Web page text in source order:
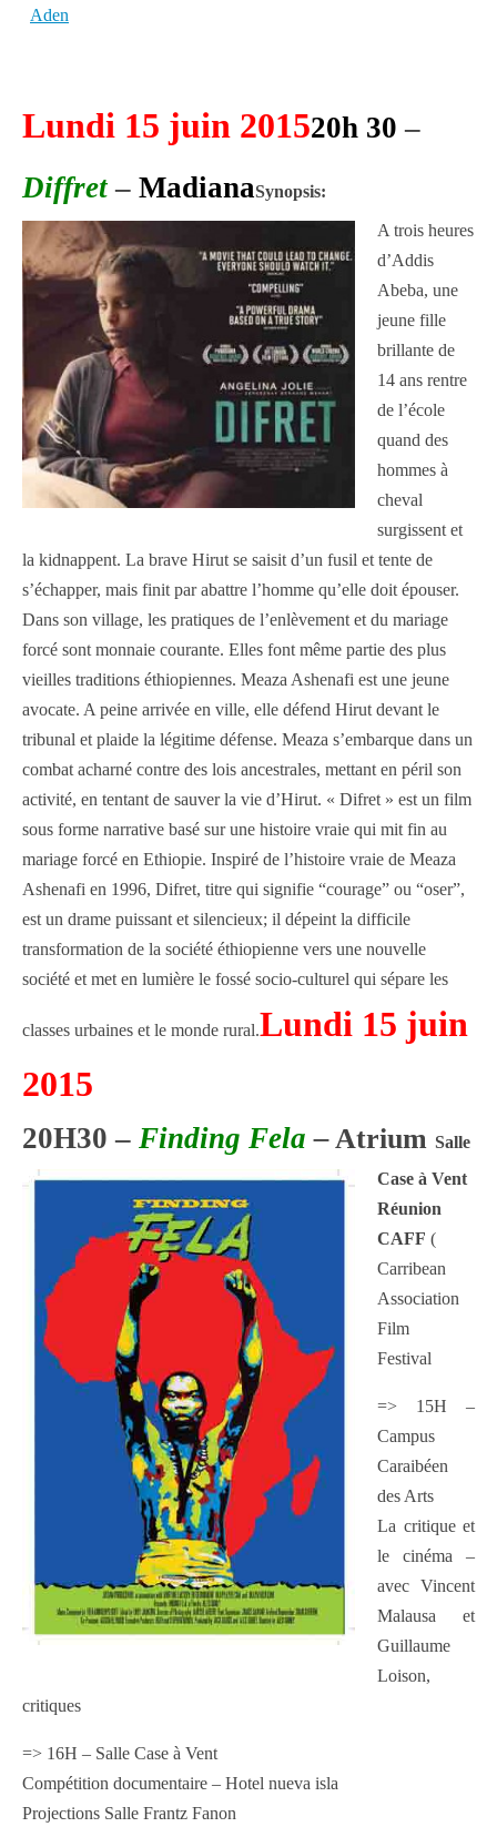
Aden
Lundi 15 juin 201520h 30 –
Diffret – MadianaSynopsis:
A trois heures
d’Addis
Abeba, une
jeune fille
brillante de
14 ans rentre
de l’école
quand des
hommes à
cheval
surgissent et
la kidnappent. La brave Hirut se saisit d’un fusil et tente de
s’échapper, mais finit par abattre l’homme qu’elle doit épouser.
Dans son village, les pratiques de l’enlèvement et du mariage
forcé sont monnaie courante. Elles font même partie des plus
vieilles traditions éthiopiennes. Meaza Ashenafi est une jeune
avocate. A peine arrivée en ville, elle défend Hirut devant le
tribunal et plaide la légitime défense. Meaza s’embarque dans un
combat acharné contre des lois ancestrales, mettant en péril son
activité, en tentant de sauver la vie d’Hirut. « Difret » est un film
sous forme narrative basé sur une histoire vraie qui mit fin au
mariage forcé en Ethiopie. Inspiré de l’histoire vraie de Meaza
Ashenafi en 1996, Difret, titre qui signifie “courage” ou “oser”,
est un drame puissant et silencieux; il dépeint la difficile
transformation de la société éthiopienne vers une nouvelle
société et met en lumière le fossé socio-culturel qui sépare les
classes urbaines et le monde rural.Lundi 15 juin
2015
20H30 – Finding Fela – Atrium Salle
Case à Vent
Réunion
CAFF (
Carribean
Association
Film
Festival
=> 15H –
Campus
Caraibéen
des Arts
La critique et
le cinéma –
avec Vincent
Malausa et
Guillaume
Loison,
critiques
=> 16H – Salle Case à Vent
Compétition documentaire – Hotel nueva isla
Projections Salle Frantz Fanon